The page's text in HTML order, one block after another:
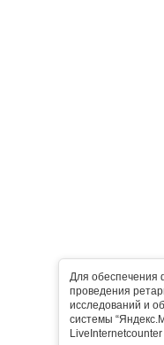
Для обеспечения
проведения
исследований и
системы